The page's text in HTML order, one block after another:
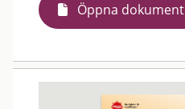
Öppna dokument